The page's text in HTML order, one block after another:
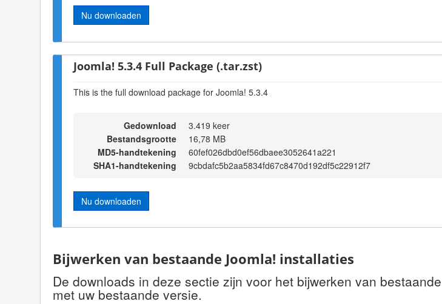
Nu downloaden
Joomla! 5.3.4 Full Package (.tar.zst)
This is the full download package for Joomla! 5.3.4
Gedownload
3.419 keer
Bestandsgrootte
16,78 MB
MD5-handtekening
60fef026dbd0ef56dbaee3052641a221
SHA1-handtekening
9cbdafc5b2aa5834fd67c8470d192df5c22912f7
Nu downloaden
Bijwerken van bestaande Joomla! installaties
De downloads in deze sectie zijn voor het bijwerken van
met uw bestaande versie.